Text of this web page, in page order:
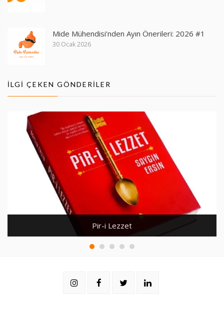
Mide Mühendisi’nden Ayın Önerileri: 2026 #1
30 Ocak 2026
İLGI ÇEKEN GÖNDERILER
Pir-i Lezzet